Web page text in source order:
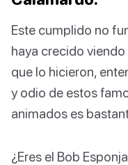
Este cumplido no
haya crecido
que lo hicieron,
y odio de estos
animados es
¿Eres el Bob